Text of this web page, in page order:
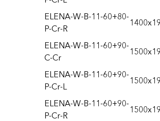
ELENA-W-B-11-60+80-
P-Cr-R
ELENA-W-B-11-60+90-
C-Cr
ELENA-W-B-11-60+90-
P-Cr-L
ELENA-W-B-11-60+90-
P-Cr-R